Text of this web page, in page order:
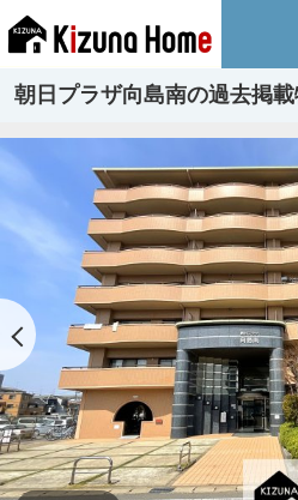
朝日プラザ向島南の過去掲